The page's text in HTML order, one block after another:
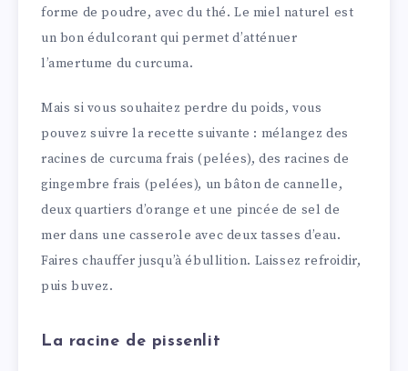
forme de poudre, avec du thé. Le miel naturel est
un bon édulcorant qui permet d’atténuer
l’amertume du curcuma.
Mais si vous souhaitez perdre du poids, vous
pouvez suivre la recette suivante : mélangez des
racines de curcuma frais (pelées), des racines de
gingembre frais (pelées), un bâton de cannelle,
deux quartiers d’orange et une pincée de sel de
mer dans une casserole avec deux tasses d’eau.
Faires chauffer jusqu’à ébullition. Laissez refroidir,
puis buvez.
La racine de pissenlit